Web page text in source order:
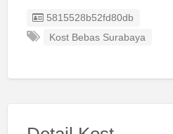
Listing ID
5815528b52fd80db
Kost Bebas Surabaya